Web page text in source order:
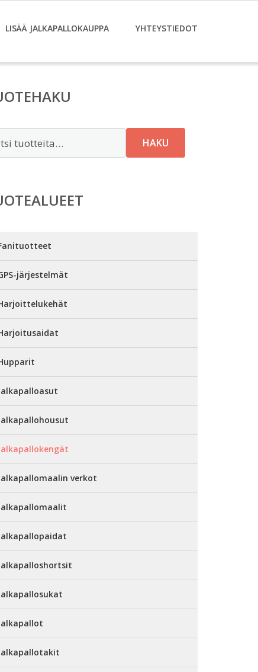
LISÄÄ JALKAPALLOKAUPPA YHTEYSTIEDOT
HAKU
järjestelmät
verkot